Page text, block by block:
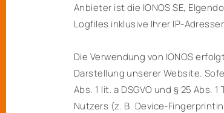
Anbieter ist die IONOS SE,
Logfiles inklusive Ihrer IP-
Die Verwendung von IONOS
Darstellung unserer Website.
Abs. 1 lit. a DSGVO und § 25
Nutzers (z. B. Device-